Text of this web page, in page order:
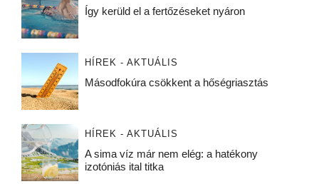
Így kerüld el a fertőzéseket nyáron
HÍREK - AKTUÁLIS
Másodfokúra csökkent a hőségriasztás
HÍREK - AKTUÁLIS
A sima víz már nem elég: a hatékony
izotóniás ital titka